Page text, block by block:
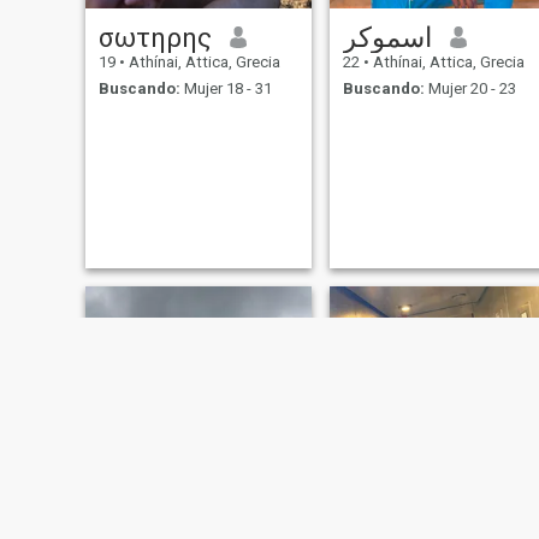
σωτηρης
19 • Athínai, Attica, Grecia
Buscando: Mujer 18 - 31
اسموكر
22 • Athínai, Attica, Grecia
Buscando: Mujer 20 - 23